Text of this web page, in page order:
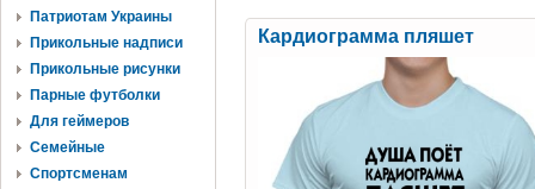
Патриотам Украины
Прикольные надписи
Прикольные рисунки
Парные футболки
Для геймеров
Семейные
Спортсменам
Кардиограмма пляшет